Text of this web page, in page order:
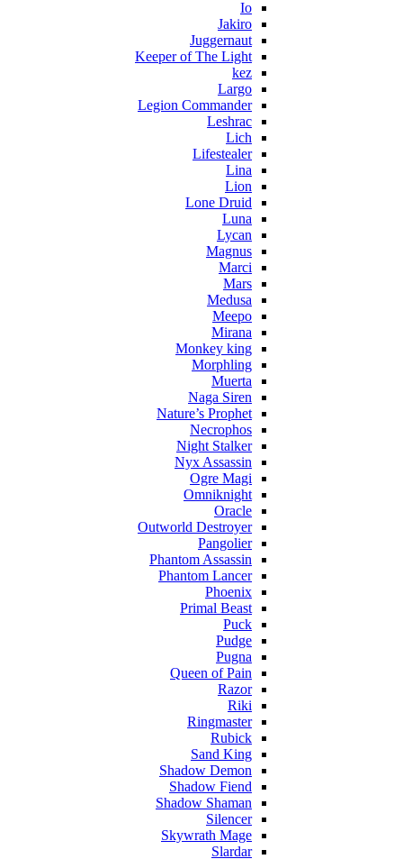
Io
Jakiro
Juggernaut
Keeper of The Light
kez
Largo
Legion Commander
Leshrac
Lich
Lifestealer
Lina
Lion
Lone Druid
Luna
Lycan
Magnus
Marci
Mars
Medusa
Meepo
Mirana
Monkey king
Morphling
Muerta
Naga Siren
Nature’s Prophet
Necrophos
Night Stalker
Nyx Assassin
Ogre Magi
Omniknight
Oracle
Outworld Destroyer
Pangolier
Phantom Assassin
Phantom Lancer
Phoenix
Primal Beast
Puck
Pudge
Pugna
Queen of Pain
Razor
Riki
Ringmaster
Rubick
Sand King
Shadow Demon
Shadow Fiend
Shadow Shaman
Silencer
Skywrath Mage
Slardar